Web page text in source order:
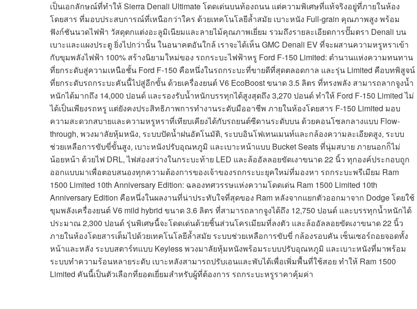
เป็นเอกลักษณ์ที่ทำให้ Sierra Denali Ultimate โดดเด่นบนท้องถนน แต่ความพิเศษที่แท้จริงอยู่ที่ภายในห้อง
โดยสาร ที่มอบประสบการณ์ที่เหนือกว่าใคร ด้วยเทคโนโลยีล้ำสมัย เบาะหนัง Full-grain คุณภาพสูง พร้อม
ฟังก์ชันนวดไฟฟ้า วัสดุตกแต่งอะลูมิเนียมและลายไม้คุณภาพเยี่ยม รวมถึงรายละเอียดการปั๊มตรา Denali บน
เบาะและแผงประตู ยิ่งไปกว่านั้น ในอนาคตอันใกล้ เราจะได้เห็น GMC Denali EV ที่จะผสานความหรูหราเข้า
กับขุมพลังไฟฟ้า 100% สร้างนิยามใหม่ของ รถกระบะไฟฟ้าหรู Ford F-150 Limited: ตำนานแห่งความทนทาน
ที่ยกระดับสู่ความเหนือชั้น Ford F-150 คือหนึ่งในรถกระบะที่ขายดีที่สุดตลอดกาล และรุ่น Limited คือบทพิสูจน์
ที่ยกระดับรถกระบะคันนี้ไปสู่อีกขั้น ด้วยเครื่องยนต์ V6 EcoBoost ขนาด 3.5 ลิตร ที่ทรงพลัง สามารถลากจูงน้ำ
หนักได้มากถึง 14,000 ปอนด์ และรองรับน้ำหนักบรรทุกได้สูงสุดถึง 3,270 ปอนด์ ทำให้ Ford F-150 Limited ไม่
ได้เป็นเพียงรถหรู แต่ยังคงประสิทธิภาพการทำงานระดับมืออาชีพ ภายในห้องโดยสาร F-150 Limited มอบ
ความสะดวกสบายและความหรูหราที่เทียบเคียงได้กับรถยนต์ซีดานระดับบน ด้วยคอนโซลกลางแบบ Flow-
through, พวงมาลัยหุ้มหนัง, ระบบปัดน้ำฝนอัตโนมัติ, ระบบอินโฟเทนเมนท์และกล้องความละเอียดสูง, ระบบ
ช่วยเหลือการขับขี่ขั้นสูง, เบาะหนังปรับอุณหภูมิ และเบาะหน้าแบบ Bucket Seats ที่นุ่มสบาย ภายนอกก็ไม่
น้อยหน้า ด้วยไฟ DRL, ไฟส่องสว่างในกระบะท้าย LED และล้ออัลลอยขัดเงาขนาด 22 นิ้ว ทุกองค์ประกอบถูก
ออกแบบมาเพื่อตอบสนองทุกความต้องการของเจ้าของรถกระบะยุคใหม่ที่มองหา รถกระบะพรีเมียม Ram
1500 Limited 10th Anniversary Edition: ฉลองทศวรรษแห่งความโดดเด่น Ram 1500 Limited 10th
Anniversary Edition คือหนึ่งในผลงานที่น่าประทับใจที่สุดของ Ram หลังจากแยกตัวออกมาจาก Dodge โดยใช้
ขุมพลังเครื่องยนต์ V6 mild hybrid ขนาด 3.6 ลิตร ที่สามารถลากจูงได้ถึง 12,750 ปอนด์ และบรรทุกน้ำหนักได้
ประมาณ 2,300 ปอนด์ รุ่นพิเศษนี้จะโดดเด่นด้วยชิ้นส่วนโครเมียมที่ลงตัว และล้ออัลลอยขัดเงาขนาด 22 นิ้ว
ภายในห้องโดยสารเต็มไปด้วยเทคโนโลยีล้ำสมัย ระบบช่วยเหลือการขับขี่ กล้องรอบคัน เซ็นเซอร์ถอยจอดทั้ง
หน้าและหลัง ระบบสตาร์ทแบบ Keyless พวงมาลัยหุ้มหนังพร้อมระบบปรับอุณหภูมิ และเบาะหนังที่มาพร้อม
ระบบทำความร้อนหลายระดับ เบาะหลังสามารถปรับเอนและพับได้เพื่อเพิ่มพื้นที่ใช้สอย ทำให้ Ram 1500
Limited คันนี้เป็นตัวเลือกที่ยอดเยี่ยมสำหรับผู้ที่ต้องการ รถกระบะหรูราคาคุ้มค่า